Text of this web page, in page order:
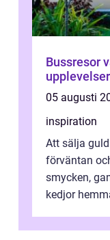
Bussresor
05 augusti
inspiration
Att sälja
förväntan
smycken,
kedjor